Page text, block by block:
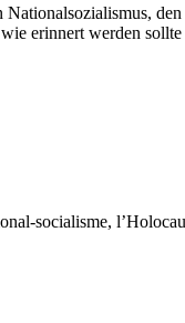
erinnert werden
socialisme,